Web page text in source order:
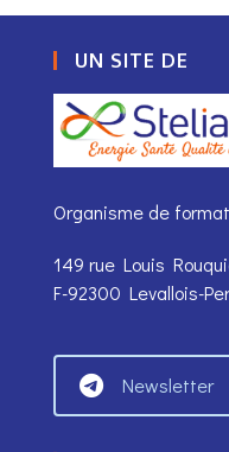
UN SITE DE
Organisme de
149 rue Louis
F-92300 Levallois-
Newsletter